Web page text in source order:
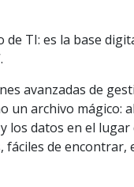
TI: es la base
avanzadas de
un archivo mágico:
los datos en el
de encontrar,